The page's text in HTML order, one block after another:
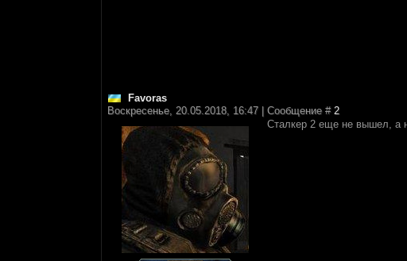
Favoras
Воскресенье, 20.05.2018, 16:47 | Сообщение # 2
Сталкер 2 еще не вышел, а